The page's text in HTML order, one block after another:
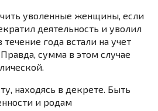
уволенные женщины, если
деятельность и уволил
года встали на учет
сумма в этом случае
находясь в декрете. Быть
и родам